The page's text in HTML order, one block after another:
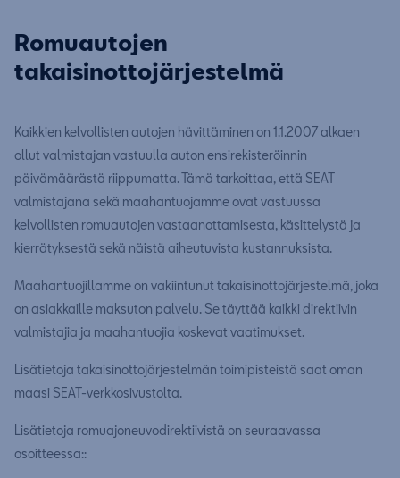
Romuautojen
takaisinottojärjestelmä
Kaikkien kelvollisten autojen hävittäminen on 1.1.2007 alkaen
ollut valmistajan vastuulla auton ensirekisteröinnin
päivämäärästä riippumatta. Tämä tarkoittaa, että SEAT
valmistajana sekä maahantuojamme ovat vastuussa
kelvollisten romuautojen vastaanottamisesta, käsittelystä ja
kierrätyksestä sekä näistä aiheutuvista kustannuksista.
Maahantuojillamme on vakiintunut takaisinottojärjestelmä, joka
on asiakkaille maksuton palvelu. Se täyttää kaikki direktiivin
valmistajia ja maahantuojia koskevat vaatimukset.
Lisätietoja takaisinottojärjestelmän toimipisteistä saat oman
maasi SEAT-verkkosivustolta.
Lisätietoja romuajoneuvodirektiivistä on seuraavassa
osoitteessa::